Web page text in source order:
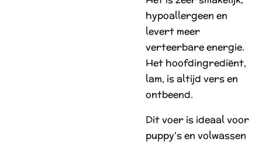
hypoallergeen en
levert meer
verteerbare energie.
Het hoofdingrediënt,
lam, is altijd vers en
ontbeend.
Dit voer is ideaal voor
puppy's en volwassen